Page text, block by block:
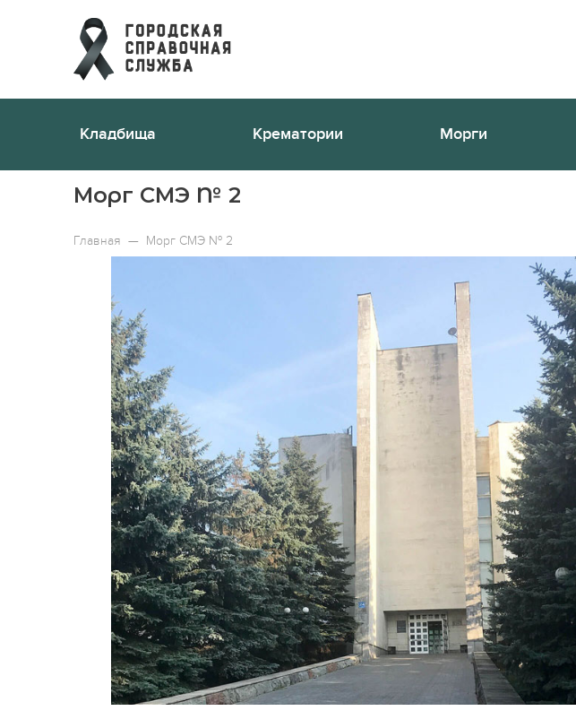
Кладбища Крематории Морги
Морг СМЭ № 2
Главная — Морг СМЭ № 2